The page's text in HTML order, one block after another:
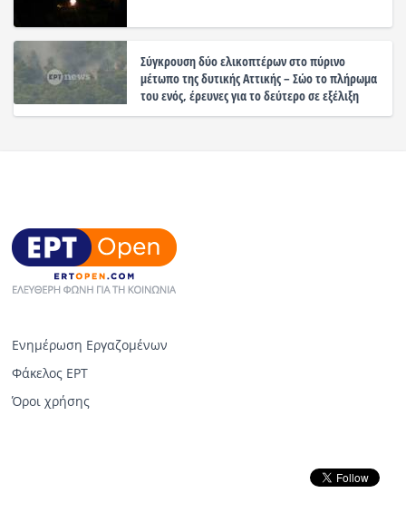
Σύγκρουση δύο ελικοπτέρων στο πύρινο
μέτωπο της δυτικής Αττικής – Σώο το πλήρωμα
του ενός, έρευνες για το δεύτερο σε εξέλιξη
Ενημέρωση Εργαζομένων
Φάκελος ΕΡΤ
Όροι χρήσης